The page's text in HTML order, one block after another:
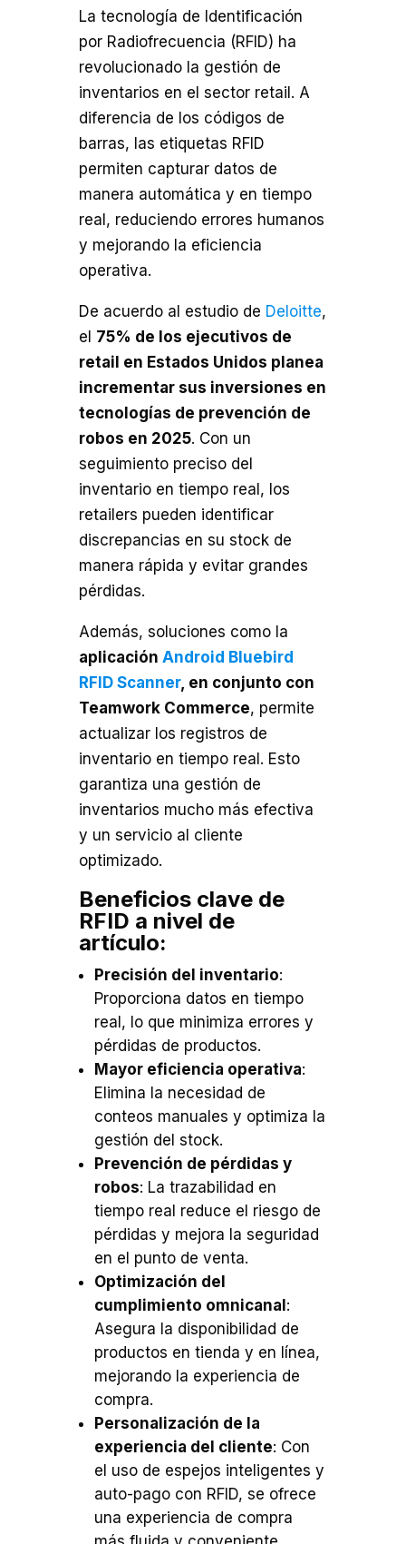
La tecnología de Identificación
por Radiofrecuencia (RFID) ha
revolucionado la gestión de
inventarios en el sector retail. A
diferencia de los códigos de
barras, las etiquetas RFID
permiten capturar datos de
manera automática y en tiempo
real, reduciendo errores humanos
y mejorando la eficiencia
operativa.
De acuerdo al estudio de Deloitte,
el 75% de los ejecutivos de
retail en Estados Unidos planea
incrementar sus inversiones en
tecnologías de prevención de
robos en 2025. Con un
seguimiento preciso del
inventario en tiempo real, los
retailers pueden identificar
discrepancias en su stock de
manera rápida y evitar grandes
pérdidas.
Además, soluciones como la
aplicaciónAndroid Bluebird
RFID Scanner, en conjunto con
Teamwork Commerce, permite
actualizar los registros de
inventario en tiempo real. Esto
garantiza una gestión de
inventarios mucho más efectiva
y un servicio al cliente
optimizado.
Beneficios clave de
RFID a nivel de
artículo:
Precisión del inventario:
Proporciona datos en tiempo
real, lo que minimiza errores y
pérdidas de productos.
Mayor eficiencia operativa:
Elimina la necesidad de
conteos manuales y optimiza la
gestión del stock.
Prevención de pérdidas y
robos: La trazabilidad en
tiempo real reduce el riesgo de
pérdidas y mejora la seguridad
en el punto de venta.
Optimización del
cumplimiento omnicanal :
Asegura la disponibilidad de
productos en tienda y en línea,
mejorando la experiencia de
compra.
Personalización de la
experiencia del cliente: Con
el uso de espejos inteligentes y
auto-pago con RFID, se ofrece
una experiencia de compra